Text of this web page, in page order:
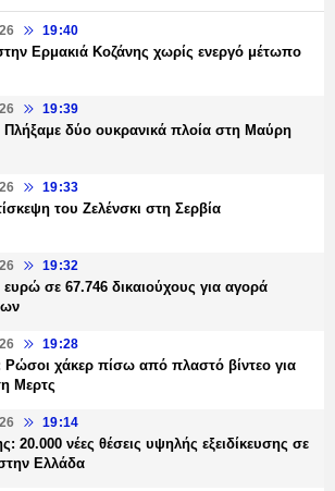
19:40
Ερμακιά Κοζάνης χωρίς ενεργό μέτωπο
19:39
δύο ουκρανικά πλοία στη Μαύρη
19:33
του Ζελένσκι στη Σερβία
19:32
ευρώ σε 67.746 δικαιούχους για αγορά
19:28
Ρώσοι χάκερ πίσω από πλαστό βίντεο για
Μερτς
19:14
20.000 νέες θέσεις υψηλής εξειδίκευσης σε
Ελλάδα